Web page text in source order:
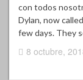
con todos
Dylan, now
few days. They
8 octubre,